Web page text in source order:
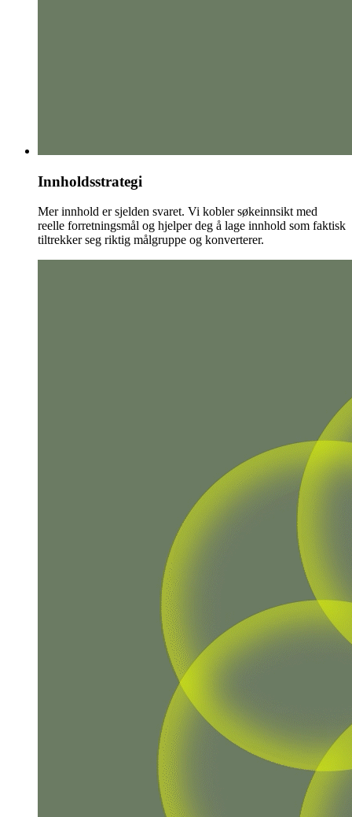
Innholdsstrategi
Mer innhold er sjelden svaret. Vi kobler søkeinnsikt med
reelle forretningsmål og hjelper deg å lage innhold som faktisk
tiltrekker seg riktig målgruppe og konverterer.